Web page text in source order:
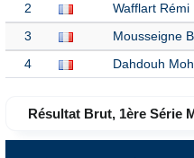
2 Wafflart Rémi
3 Mousseigne
4 Dahdouh
Résultat Brut, 1ère Série